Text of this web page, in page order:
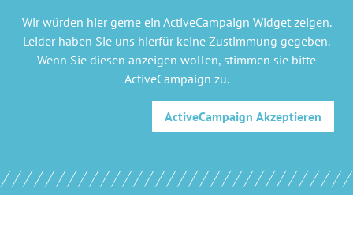
Wir würden hier gerne ein ActiveCampaign Widgetzeigen.
Leider haben Sie uns hierfür keine Zustimmung gegeben.
Wenn Sie diesen anzeigen wollen, stimmen sie bitte
ActiveCampaign zu.
ActiveCampaign Akzeptieren